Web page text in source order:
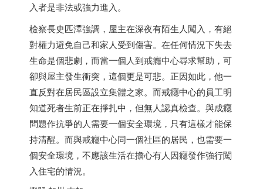
入者是非法或強力進入。
檢察長史匹澤強調，屋主在深夜有陌生人闖入，有絕
對權力避免自己和家人受到傷害。在任何情況下失去
生命是個悲劇，而當一個人到戒癮中心尋求幫助，可
卻與屋主發生衝突，這個更是可悲。正因如此，他一
直反對在居民區設立集體之家。而戒癮中心的員工明
知道死者生前正在掙扎中，但無人認真檢查。與成癮
問題作抗爭的人需要一個安全環境，只有這樣才能保
持清醒。而與戒癮中心同一個社區的居民，也需要一
個安全環境，不應該生活在擔心有人因癮發作強行闖
入住宅的情況。